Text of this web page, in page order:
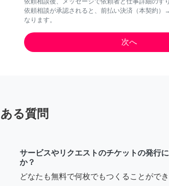
依頼相談が承認されると、前払い決済（本契約）
なります。
る質問
サービスやリクエストのチケットの発行
か？
どなたも無料で何枚でもつくることができ